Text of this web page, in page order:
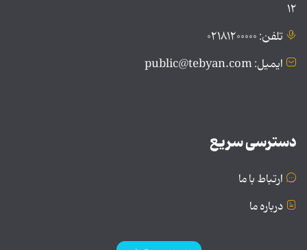
۱۲
تلفن: ۰۲۱۸۱۲۰۰۰۰۰
ایمیل: public@tebyan.com
دسترسی سریع
ارتباط با ما
درباره ما